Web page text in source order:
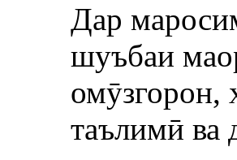
Дар
шуъбаи
омӯзгорон,
таълимӣ ва